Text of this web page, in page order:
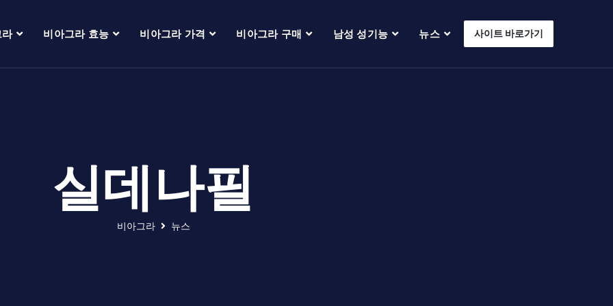
비아그라 효능 비아그라 가격 비아그라 구매 남성 성기능 뉴스 사이트 바로가기
실데나필
비아그라 뉴스